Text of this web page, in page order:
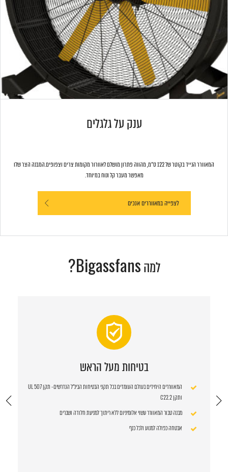
ענק על גלגלים
המאוורר הנייד בקוטר של 122 ס"מ, מהווה פתרון מושלם לאוורור מקומות צרים וצפופים.המבנה הצר שלו
מאפשר מעבר קל ונוח במיוחד.
לצפייה במאווררים אנכים
למהBigassfans?
בטיחות מעל הראש
המאווררים היחידים בעולם העומדים בכל תקני הבטיחות הבינ"ל הנדרשים- תקן UL 507
ותקן C22.2
מבנה טבור המאוורר עשוי אלומיניום ללא ריתוך למניעת חלודה ושברים
אבטחה כפולה למנוע ולכל כנף